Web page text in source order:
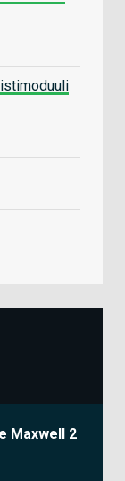
Maxwell 2